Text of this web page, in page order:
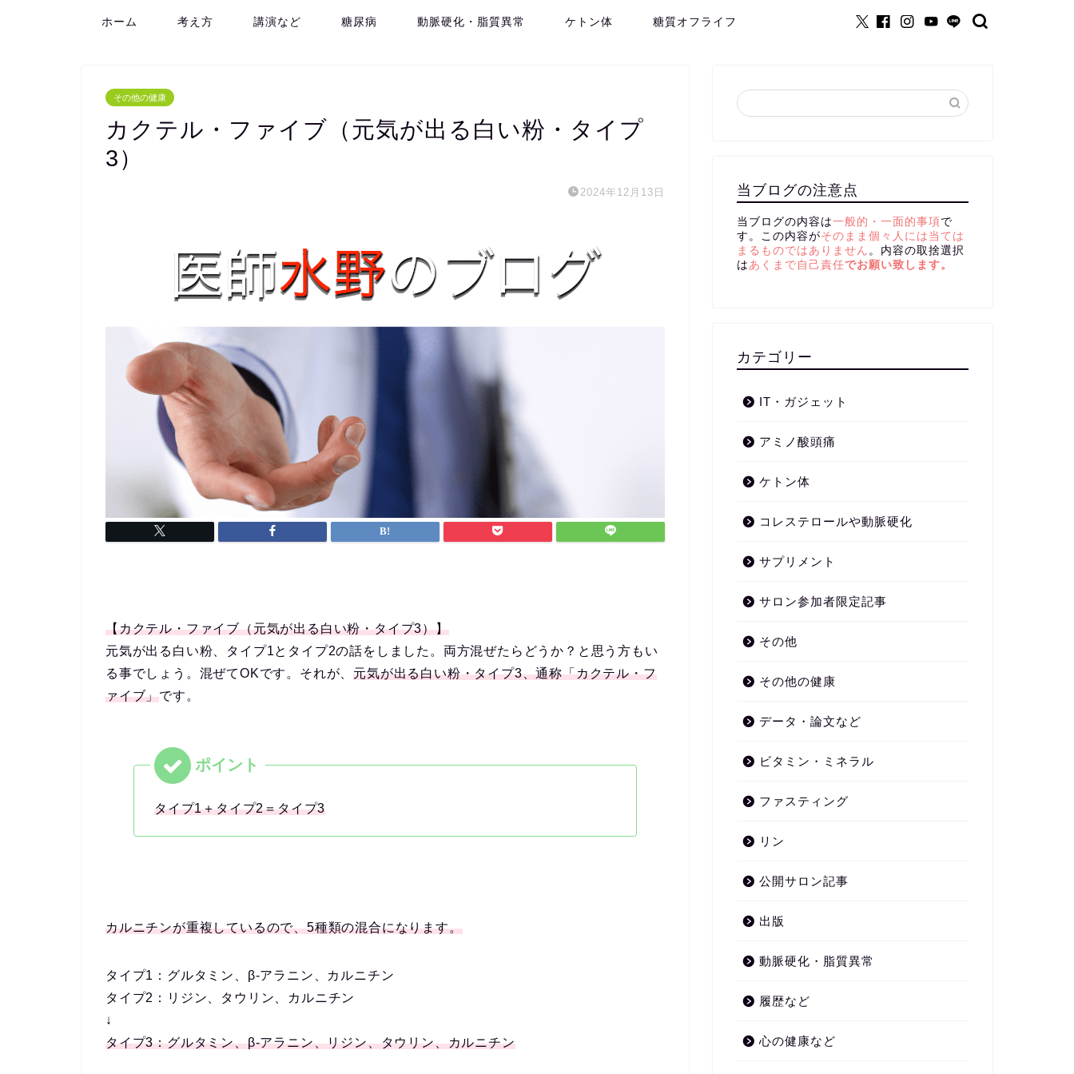
ホーム 考え方 講演など 糖尿病 動脈硬化・脂質異常 ケトン体 糖質オフライフ
その他の健康
カクテル・ファイブ（元気が出る白い粉・タイプ
3）
2024年12月13日
【カクテル・ファイブ（元気が出る白い粉・タイプ3）】
元気が出る白い粉、タイプ1とタイプ2の話をしました。両方混ぜたらどうか？と思う方もい
る事でしょう。混ぜてOKです。それが、元気が出る白い粉・タイプ3、通称「カクテル・フ
ァイブ」です。
タイプ1＋タイプ2＝タイプ3
カルニチンが重複しているので、5種類の混合になります。
タイプ1：グルタミン、β-アラニン、カルニチン
タイプ2：リジン、タウリン、カルニチン
↓
タイプ3：グルタミン、β-アラニン、リジン、タウリン、カルニチン
当ブログの注意点
当ブログの内容は一般的・一面的事項 で
す。この内容がそのまま個々人には当ては
まるものではありません 。内容の取捨選択
は あくまで自己責任でお願い致します。
カテゴリー
IT・ガジェット
アミノ酸頭痛
ケトン体
コレステロールや動脈硬化
サプリメント
サロン参加者限定記事
その他
その他の健康
データ・論文など
ビタミン・ミネラル
ファスティング
リン
公開サロン記事
出版
動脈硬化・脂質異常
履歴など
心の健康など